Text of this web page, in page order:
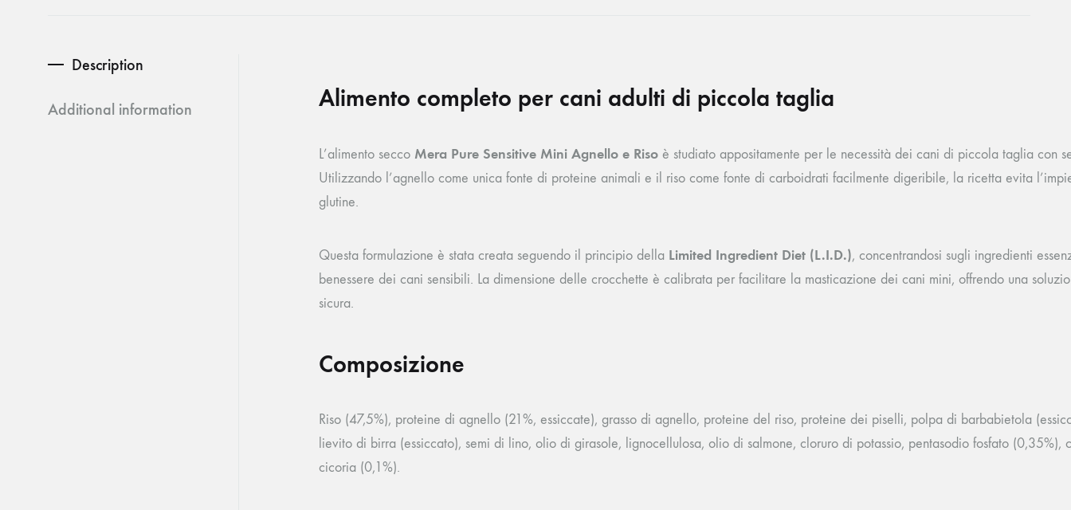
Description
Additional information Alimento completo per cani adulti di piccola taglia
L’alimento secco Mera Pure Sensitive Mini Agnello e Riso è studiato appositamente per le necessità dei cani di piccola taglia con
Utilizzando l’agnello come unica fonte di proteine animali e il riso come fonte di carboidrati facilmente digeribile, la ricetta evita
glutine.
Questa formulazione è stata creata seguendo il principio della Limited Ingredient Diet (L.I.D.), concentrandosi sugli ingredienti
benessere dei cani sensibili. La dimensione delle crocchette è calibrata per facilitare la masticazione dei cani mini, offrendo una
sicura.
Composizione
Riso (47,5%), proteine di agnello (21%, essiccate), grasso di agnello, proteine del riso, proteine dei piselli, polpa di barbabietola
lievito di birra (essiccato), semi di lino, olio di girasole, lignocellulosa, olio di salmone, cloruro di potassio, pentasodio fosfato (0,35%),
cicoria (0,1%).